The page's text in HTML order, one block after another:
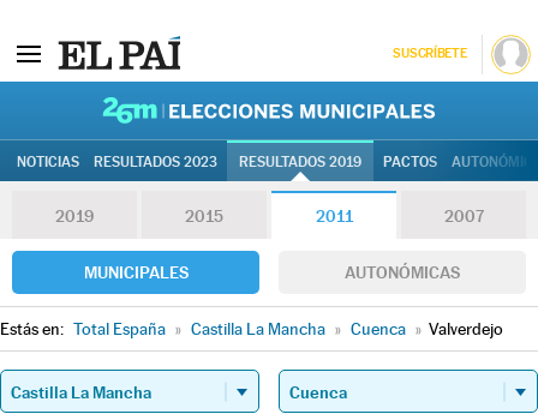
SUSCRÍBETE
NOTICIAS RESULTADOS 2023 RESULTADOS 2019 PACTOS
2019 2015 2011 2007
MUNICIPALES AUTONÓMICAS
Estás en: Total España » Castilla La Mancha » Cuenca » Valverdejo